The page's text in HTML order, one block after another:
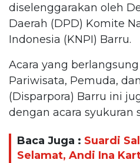
diselenggarakan oleh
Daerah (DPD) Komite
Indonesia (KNPI) Barru.
Acara yang
Pariwisata, Pemuda,
(Disparpora) Barru ini
dengan acara syukuran
Baca Juga : Suardi
Selamat, Andi Ina